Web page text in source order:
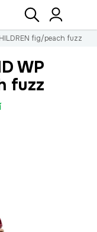
Hledat
fig/peach fuzz
WP
fuzz